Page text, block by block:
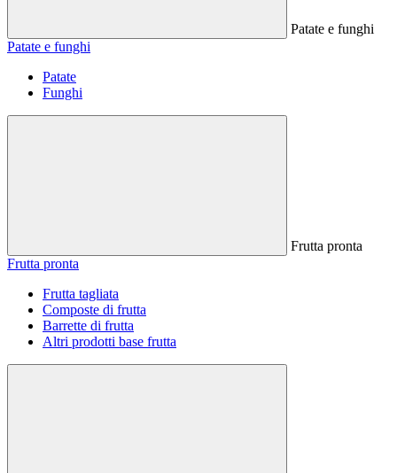
Patate e funghi
Patate e funghi
Patate
Funghi
Frutta pronta
Frutta pronta
Frutta tagliata
Composte di frutta
Barrette di frutta
Altri prodotti base frutta